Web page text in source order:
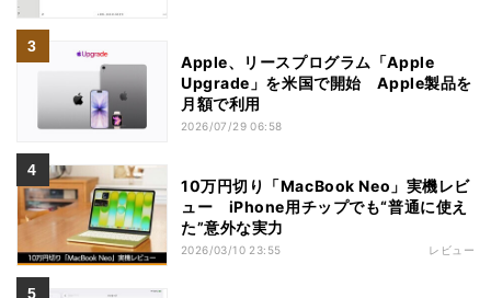
Apple、リースプログラム「Apple
Upgrade」を米国で開始 Apple製品を
月額で利用
2026/07/29 06:58
10万円切り「MacBook Neo」実機レビ
ュー iPhone用チップでも“普通に使え
た”意外な実力
2026/03/10 23:55 レビュー